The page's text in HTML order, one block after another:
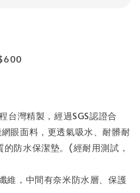
台灣精製，經過SGS認證合
眼面料，更透氣吸水、耐髒耐
防水保潔墊。(經耐用測試，
維，中間有奈米防水層、保護